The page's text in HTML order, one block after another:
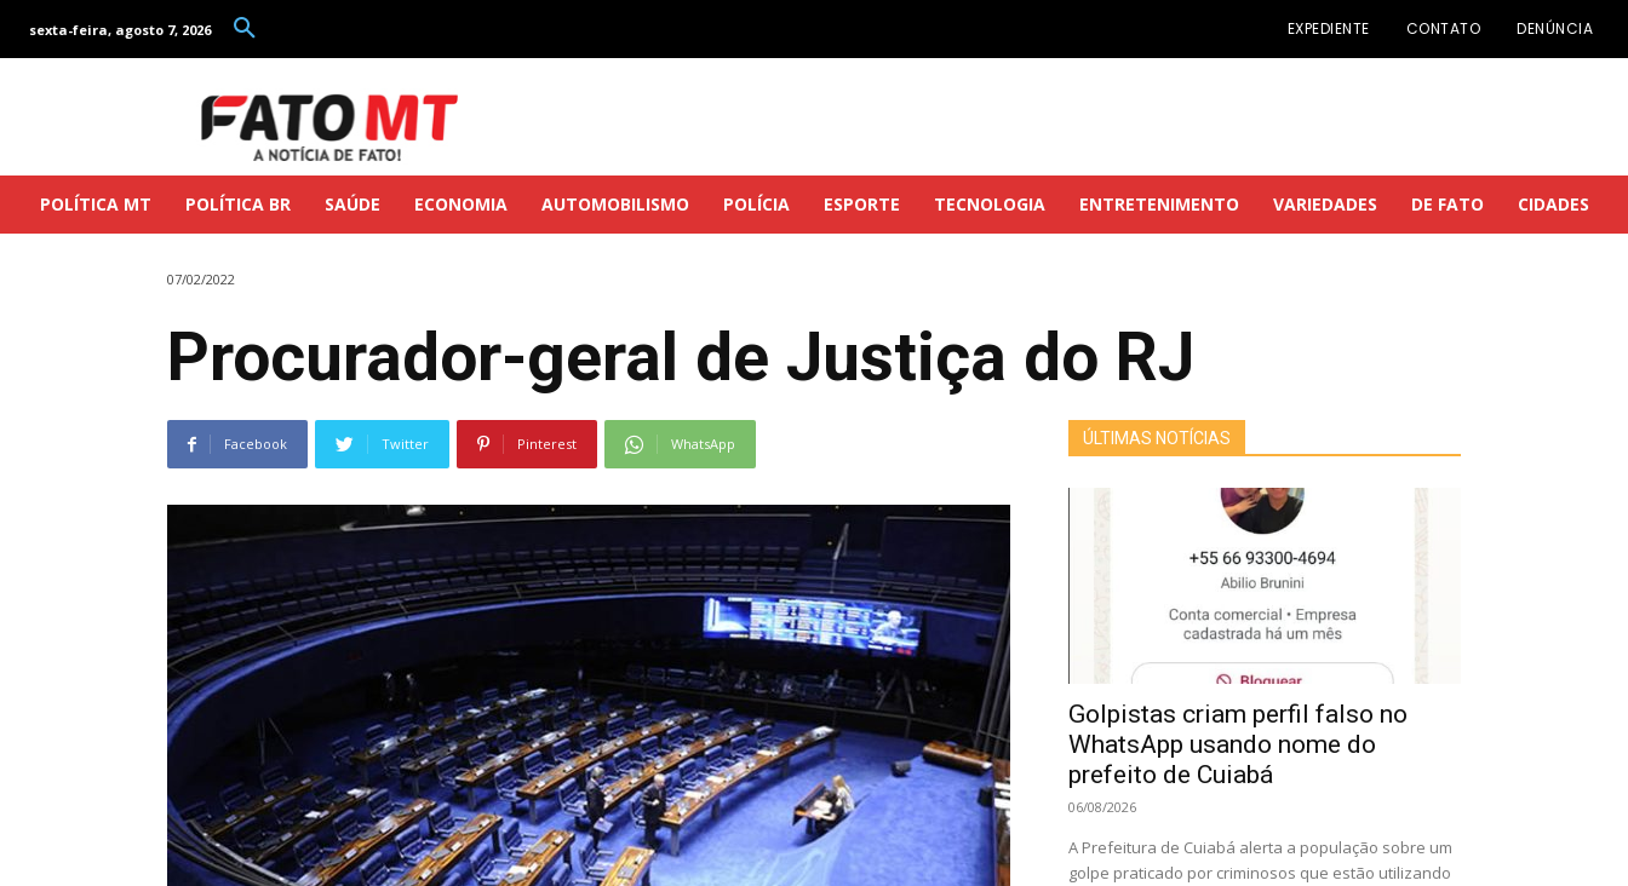
sexta-feira, agosto 7, 2026 EXPEDIENTE CONTATO DENÚNCIA
POLÍTICA MT POLÍTICA BR SAÚDE ECONOMIA AUTOMOBILISMO POLÍCIA ESPORTE TECNOLOGIA ENTRETENIMENTO VARIEDADES DE FATO CIDADES
07/02/2022
Procurador-geral de Justiça do RJ
Facebook Twitter Pinterest WhatsApp ÚLTIMAS NOTÍCIAS
Golpistas criam perfil falso no
WhatsApp usando nome do
prefeito de Cuiabá
06/08/2026
A Prefeitura de Cuiabá alerta a população sobre um
golpe praticado por criminosos que estão utilizando